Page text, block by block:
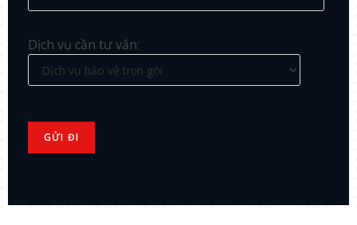
Dịch vụ cần tư vấn: